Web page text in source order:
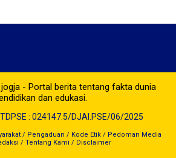
- Portal berita tentang fakta dunia
dan edukasi.
: 024147.5/DJAI.PSE/06/2025
/ Pengaduan / Kode Etik/ Pedoman Media
/ Tentang Kami / Disclaimer